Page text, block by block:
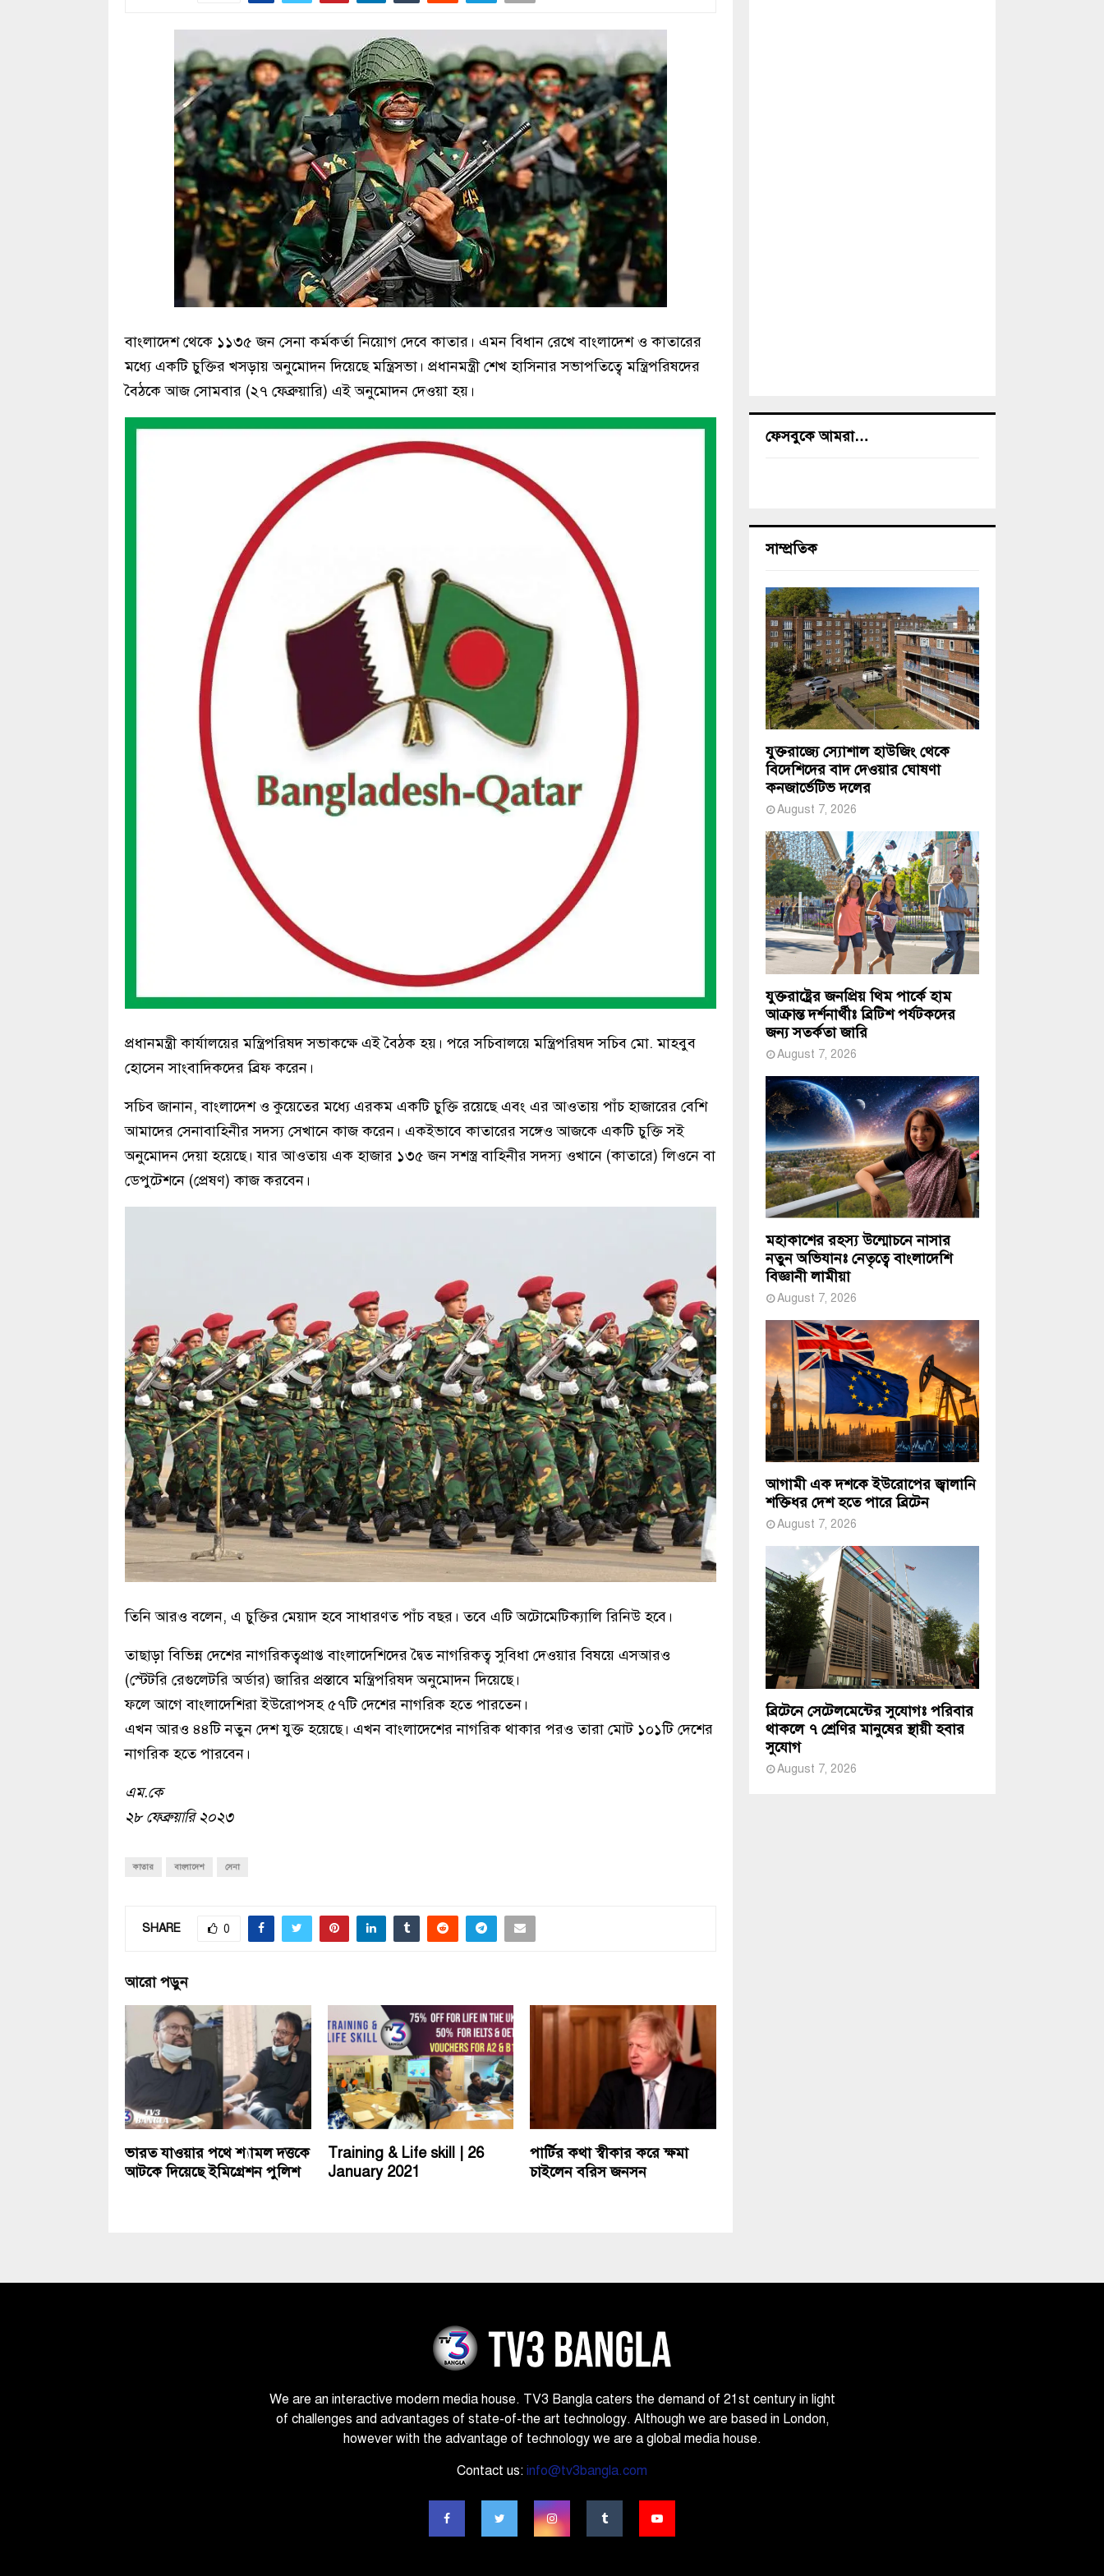
বাংলাদেশ থেকে ১১৩৫ জন সেনা কর্মকর্তা নিয়োগ দেবে কাতার। এমন বিধান রেখে বাংলাদেশ ও কাতারের
মধ্যে একটি চুক্তির খসড়ায় অনুমোদন দিয়েছে মন্ত্রিসভা। প্রধানমন্ত্রী শেখ হাসিনার সভাপতিত্বে মন্ত্রিপরিষদের
বৈঠকে আজ সোমবার (২৭ ফেব্রুয়ারি) এই অনুমোদন দেওয়া হয়।
প্রধানমন্ত্রী কার্যালয়ের মন্ত্রিপরিষদ সভাকক্ষে এই বৈঠক হয়। পরে সচিবালয়ে মন্ত্রিপরিষদ সচিব মো. মাহবুব
হোসেন সাংবাদিকদের ব্রিফ করেন।
সচিব জানান, বাংলাদেশ ও কুয়েতের মধ্যে এরকম একটি চুক্তি রয়েছে এবং এর আওতায় পাঁচ হাজারের বেশি
আমাদের সেনাবাহিনীর সদস্য সেখানে কাজ করেন। একইভাবে কাতারের সঙ্গেও আজকে একটি চুক্তি সই
অনুমোদন দেয়া হয়েছে। যার আওতায় এক হাজার ১৩৫ জন সশস্ত্র বাহিনীর সদস্য ওখানে (কাতারে) লিওনে বা
ডেপুটেশনে (প্রেষণ) কাজ করবেন।
তিনি আরও বলেন, এ চুক্তির মেয়াদ হবে সাধারণত পাঁচ বছর। তবে এটি অটোমেটিক্যালি রিনিউ হবে।
তাছাড়া বিভিন্ন দেশের নাগরিকত্বপ্রাপ্ত বাংলাদেশিদের দ্বৈত নাগরিকত্ব সুবিধা দেওয়ার বিষয়ে এসআরও
(স্টেটরি রেগুলেটরি অর্ডার) জারির প্রস্তাবে মন্ত্রিপরিষদ অনুমোদন দিয়েছে।
ফলে আগে বাংলাদেশিরা ইউরোপসহ ৫৭টি দেশের নাগরিক হতে পারতেন।
এখন আরও ৪৪টি নতুন দেশ যুক্ত হয়েছে। এখন বাংলাদেশের নাগরিক থাকার পরও তারা মোট ১০১টি দেশের
নাগরিক হতে পারবেন।
এম.কে
২৮ ফেব্রুয়ারি ২০২৩
কাতার বাংলাদেশ সেনা
SHARE 0
আরো পড়ুন
ভারত যাওয়ার পথে শ্যামল দত্তকে
আটকে দিয়েছে ইমিগ্রেশন পুলিশ
Training & Life skill | 26
January 2021
পার্টির কথা স্বীকার করে ক্ষমা
চাইলেন বরিস জনসন
ফেসবুকে আমরা…
সাম্প্রতিক
যুক্তরাজ্যে স্যোশাল হাউজিং থেকে
বিদেশিদের বাদ দেওয়ার ঘোষণা
কনজার্ভেটিভ দলের
August 7, 2026
যুক্তরাষ্ট্রের জনপ্রিয় থিম পার্কে হাম
আক্রান্ত দর্শনার্থীঃ ব্রিটিশ পর্যটকদের
জন্য সতর্কতা জারি
August 7, 2026
মহাকাশের রহস্য উন্মোচনে নাসার
নতুন অভিযানঃ নেতৃত্বে বাংলাদেশি
বিজ্ঞানী লামীয়া
August 7, 2026
আগামী এক দশকে ইউরোপের জ্বালানি
শক্তিধর দেশ হতে পারে ব্রিটেন
August 7, 2026
ব্রিটেনে সেটেলমেন্টের সুযোগঃ পরিবার
থাকলে ৭ শ্রেণির মানুষের স্থায়ী হবার
সুযোগ
August 7, 2026
We are an interactive modern media house. TV3 Bangla caters the demand of 21st century in light
of challenges and advantages of state-of-the art technology. Although we are based in London,
however with the advantage of technology we are a global media house.
Contact us: info@tv3bangla.com